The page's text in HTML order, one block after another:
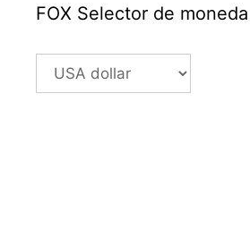
FOX Selector de moneda